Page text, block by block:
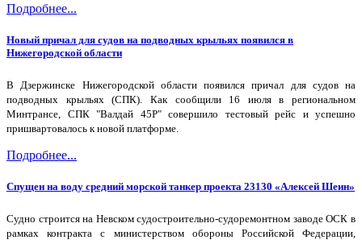
Подробнее...
Новый причал для судов на подводных крыльях появился в
Нижегородской области
В Дзержинске Нижегородской области появился причал для судов на
подводных крыльях (СПК). Как сообщили 16 июля в региональном
Минтрансе, СПК "Валдай 45Р" совершило тестовый рейс и успешно
пришвартовалось к новой платформе.
Подробнее...
Спущен на воду средний морской танкер проекта 23130 «Алексей Шеин»
Судно строится на Невском судостроительно-судоремонтном заводе ОСК в
рамках контракта с министерством обороны Российской Федерации,